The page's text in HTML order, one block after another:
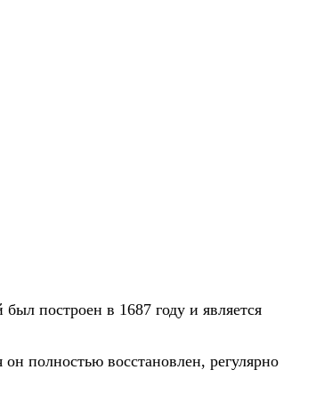
построен в 1687 году и является
полностью восстановлен, регулярно